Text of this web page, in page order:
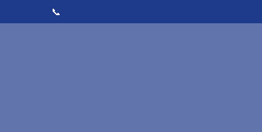
📞